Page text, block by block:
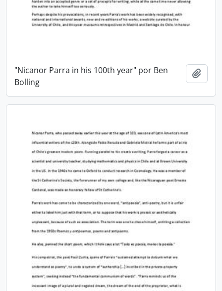
"Nicanor Parra in his 100th year" por Ben
Bolling